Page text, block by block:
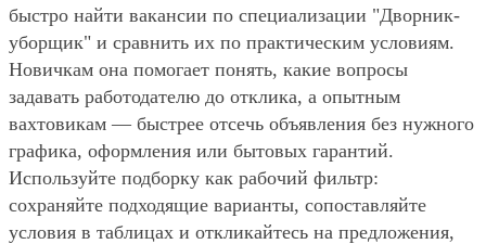
быстро найти вакансии по специализации "Дворник-
уборщик" и сравнить их по практическим условиям.
Новичкам она помогает понять, какие вопросы
задавать работодателю до отклика, а опытным
вахтовикам — быстрее отсечь объявления без нужного
графика, оформления или бытовых гарантий.
Используйте подборку как рабочий фильтр:
сохраняйте подходящие варианты, сопоставляйте
условия в таблицах и откликайтесь на предложения,